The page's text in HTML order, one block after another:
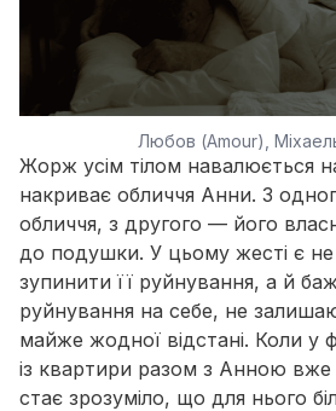
Любов (Amour),
Жорж усім тілом навалюється
накриває обличчя Анни. З
обличчя, з другого — його
до подушки. У цьому жесті є
зупинити її руйнування, а й
руйнування на себе, не
майже жодної відстані. Коли у
із квартири разом з Анною вже
стає зрозуміло, що для нього